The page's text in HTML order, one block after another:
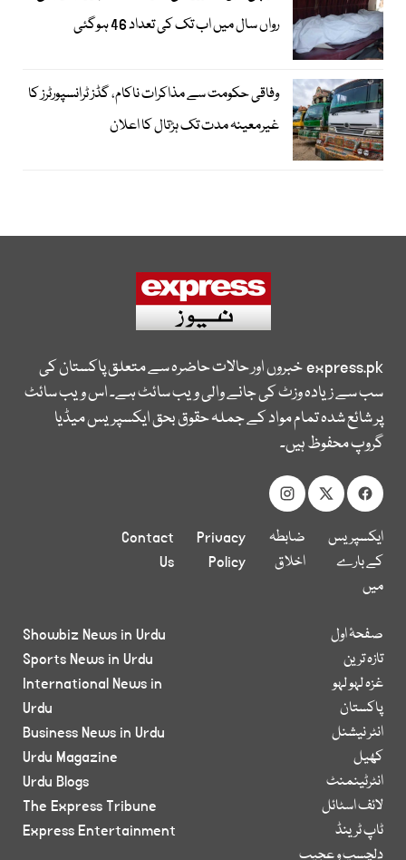
رواں سال میں اب تک کی تعداد 46 ہوگئی
وفاقی حکومت سے مذاکرات ناکام، گڈز ٹرانسپورٹرز کا
غیرمعینہ مدت تک ہڑتال کا اعلان
express.pkخبروں اور حالات حاضرہ سے متعلق پاکستان کی
سب سے زیادہ وزٹ کی جانے والی ویب سائٹ ہے۔ اس ویب سائٹ
پر شائع شدہ تمام مواد کے جملہ حقوق بحق ایکسپریس میڈیا
گروپ محفوظ ہیں۔
ایکسپریس
کے بارے
میں
ضابطہ
اخلاق
Privacy
Policy
Contact
Us
صفحۂ اول
تازہ ترین
غزہ لہو لہو
پاکستان
انٹر نیشنل
کھیل
انٹرٹینمنٹ
لائف اسٹائل
ٹاپ ٹرینڈ
دلچسپ و عجیب
Showbiz News in Urdu
Sports News in Urdu
International News in
Urdu
Business News in Urdu
Urdu Magazine
Urdu Blogs
The Express Tribune
Express Entertainment